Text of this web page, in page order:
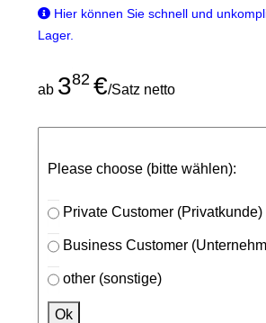
Hier können Sie schnell und
Lager.
ab 382 €/Satz netto
Please choose (bitte wählen):
Private Customer (Privatkunde)
Business Customer
other (sonstige)
Ok
⮮
Satz in Anfrageliste